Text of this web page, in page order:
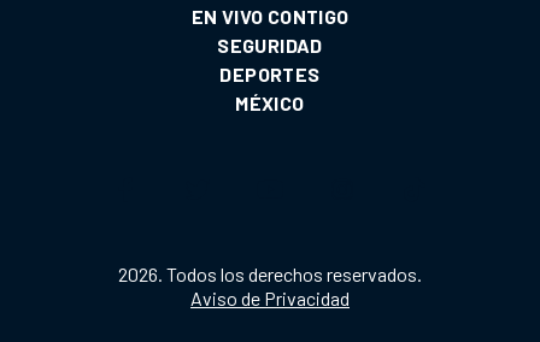
EN VIVO CONTIGO
SEGURIDAD
DEPORTES
MÉXICO
2026. Todos los derechos reservados.
Aviso de Privacidad